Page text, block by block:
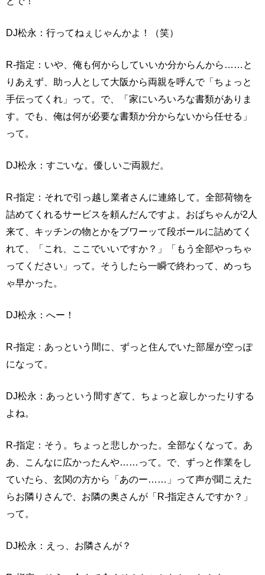
DJ松永：行ってねぇじゃんかよ！（笑）
R-指定：いや、俺も何からしていいか分からんから……と
りあえず、助っ人として大阪から両親を呼んで「ちょっと
手伝ってくれ」って。で、「家にいろいろな書類がありま
す。でも、俺は何が必要な書類か分からないから任せる」
って。
DJ松永：すごいな。優しいご両親だ。
R-指定：それで引っ越し業者さんに連絡して。全部荷物を
詰めてくれるサービスを頼んだんですよ。おばちゃんが2人
来て、キッチンの物とかをブワーッて段ボールに詰めてく
れて、「これ、ここでいいですか？」「もう全部やっちゃ
ってください」って。そうしたら一瞬で終わって、めっち
ゃ早かった。
DJ松永：へー！
R-指定：あっという間に、ずっと住んでいた部屋が空っぽ
になって。
DJ松永：あっという間すぎて、ちょっと寂しかったりする
よね。
R-指定：そう。ちょっと悲しかった。全部なくなって。あ
あ、こんなに広かったんや……って。で、ずっと作業をし
ていたら、玄関の方から「あのー……」って声が聞こえた
らお隣りさんで、お隣の奥さんが「R-指定さんですか？」
って。
DJ松永：えっ、お隣さんが？